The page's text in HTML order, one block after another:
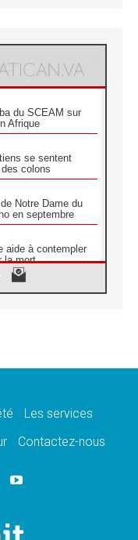
du SCEAM sur
Afrique
se sentent
colons
Notre Dame du
en septembre
aide à contempler
la mort
projet Triennal d'art
août, entre solennité
nationale
estime
Les services
Contactez-nous